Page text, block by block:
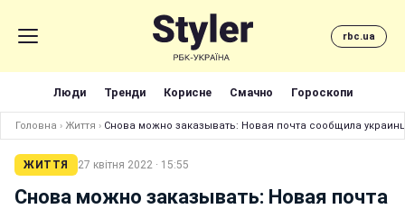
rbc.ua
Люди Тренди Корисне Смачно Гороскопи
Головна › Життя › Снова можно заказывать: Новая почта сообщила
ЖИТТЯ 27 квітня 2022 · 15:55
Снова можно заказывать: Новая почта